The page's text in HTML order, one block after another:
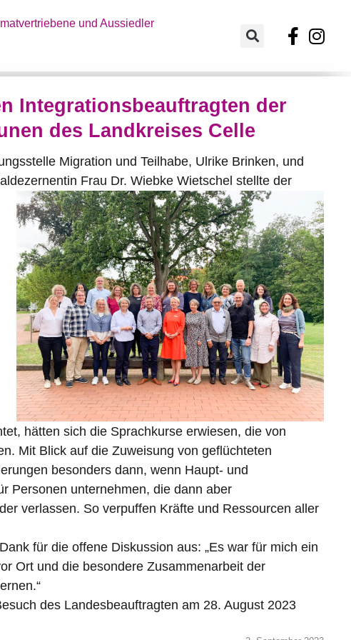
und Aussiedler
Integrationsbeauftragten der
des Landkreises Celle
Migration und Teilhabe, Ulrike Brinken, und
Frau Dr. Wiebke Wietschel stellte der
hätten sich die Sprachkurse erwiesen, die von
Mit Blick auf die Zuweisung von geflüchteten
besonders dann, wenn Haupt- und
Personen unternehmen, die dann aber
verlassen. So verpuffen Kräfte und Ressourcen aller
für die offene Diskussion aus: „Es war für mich ein
Ort und die besondere Zusammenarbeit der
des Landesbeauftragten am 28. August 2023